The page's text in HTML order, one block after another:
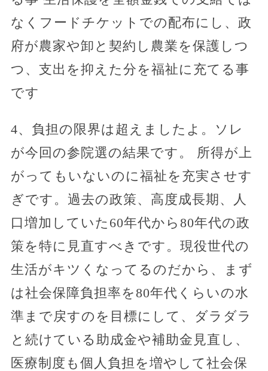
なくフードチケットでの配布にし、政
府が農家や卸と契約し農業を保護しつ
つ、支出を抑えた分を福祉に充てる事
です
4、負担の限界は超えましたよ。ソレ
が今回の参院選の結果です。 所得が上
がってもいないのに福祉を充実させす
ぎです。過去の政策、高度成長期、人
口増加していた60年代から80年代の政
策を特に見直すべきです。現役世代の
生活がキツくなってるのだから、まず
は社会保障負担率を80年代くらいの水
準まで戻すのを目標にして、ダラダラ
と続けている助成金や補助金見直し、
医療制度も個人負担を増やして社会保